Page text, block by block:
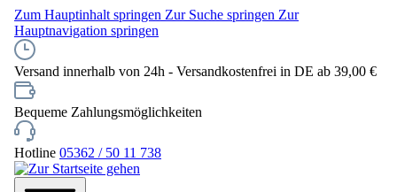
Zum Hauptinhalt springen Zur Suche springen Zur
Hauptnavigation springen
Versand innerhalb von 24h - Versandkostenfrei in DE ab 39,00 €
Bequeme Zahlungsmöglichkeiten
Hotline 05362 / 50 11 738